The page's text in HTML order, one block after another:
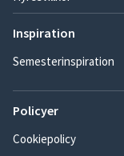
Inspiration
Semesterinspiration
Policyer
Cookiepolicy